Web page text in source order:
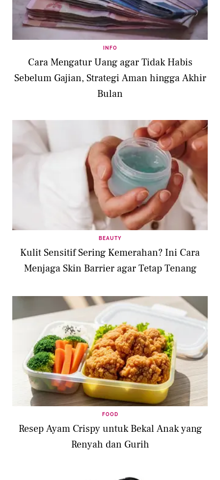
INFO
Cara Mengatur Uang agar Tidak Habis
Sebelum Gajian, Strategi Aman hingga Akhir
Bulan
BEAUTY
Kulit Sensitif Sering Kemerahan? Ini Cara
Menjaga Skin Barrier agar Tetap Tenang
FOOD
Resep Ayam Crispy untuk Bekal Anak yang
Renyah dan Gurih